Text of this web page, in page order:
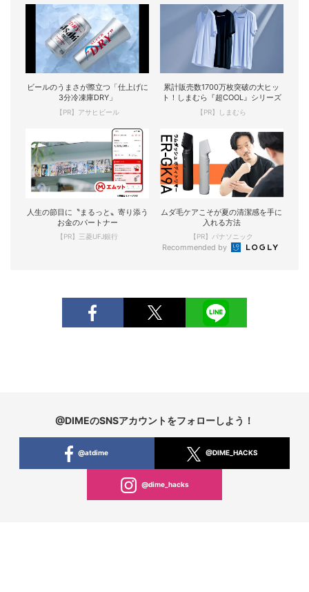
ビールのうまさが際立つ「仕上げに
3分冷凍庫DRY」
【PR】アサヒビール
累計販売数1700万枚突破の大ヒッ
ト！しまむら『超COOL』シリーズ
【PR】しまむら
人生の節目に〝まるっと〟寄り添う
お金のパートナー
【PR】三菱UFJ銀行
ムダ毛ケアこそが夏の清潔感を手に
入れる方法
【PR】パナソニック
Recommended by
@DIMEのSNSアカウントをフォローしよう！
@atdime @DIME_HACKS
@dime_hacks